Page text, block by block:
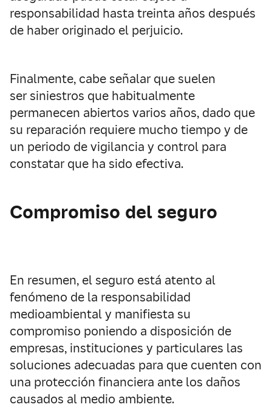
responsabilidad hasta treinta años después
de haber originado el perjuicio.
Finalmente, cabe señalar que suelen
ser siniestros que habitualmente
permanecen abiertos varios años, dado que
su reparación requiere mucho tiempo y de
un periodo de vigilancia y control para
constatar que ha sido efectiva.
Compromiso del seguro
En resumen, el seguro está atento al
fenómeno de la responsabilidad
medioambiental y manifiesta su
compromiso poniendo a disposición de
empresas, instituciones y particulares las
soluciones adecuadas para que cuenten con
una protección financiera ante los daños
causados al medio ambiente.